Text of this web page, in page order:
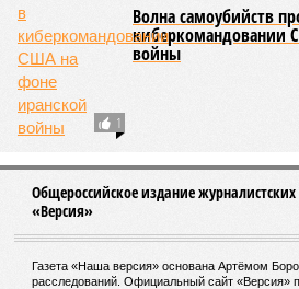
1
Волна самоубийств
киберкомандовании
войны
Общероссийское издание журналистских
«Версия»
Газета «Наша версия» основана Артёмом
расследований. Официальный сайт «Версия»